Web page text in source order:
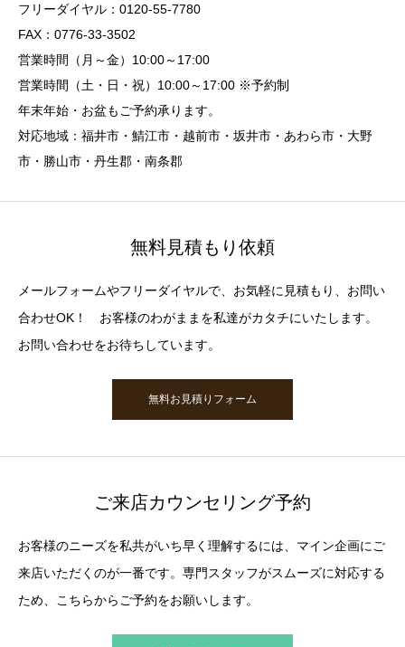
フリーダイヤル：0120-55-7780
FAX：0776-33-3502
営業時間（月～金）10:00～17:00
営業時間（土・日・祝）10:00～17:00 ※予約制
年末年始・お盆もご予約承ります。
対応地域：福井市・鯖江市・越前市・坂井市・あわら市・大野
市・勝山市・丹生郡・南条郡
無料見積もり依頼
メールフォームやフリーダイヤルで、お気軽に見積もり、お問い
合わせOK！ お客様のわがままを私達がカタチにいたします。
お問い合わせをお待ちしています。
無料お見積りフォーム
ご来店カウンセリング予約
お客様のニーズを私共がいち早く理解するには、マイン企画にご
来店いただくのが一番です。専門スタッフがスムーズに対応する
ため、こちらからご予約をお願いします。